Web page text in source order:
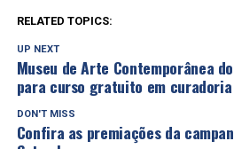
RELATED TOPICS:
UP NEXT
Museu de Arte Contemporânea
para curso gratuito em
DON'T MISS
Confira as premiações da